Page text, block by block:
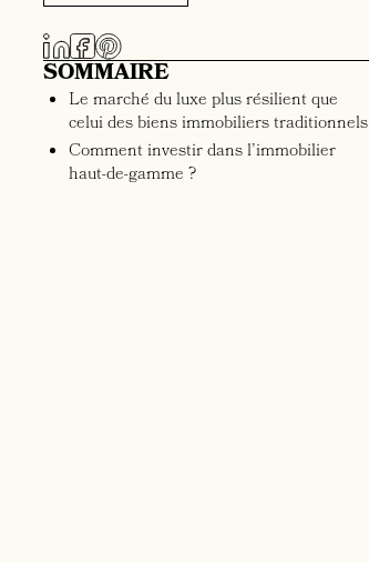
SOMMAIRE
Le marché du luxe plus résilient que
celui des biens immobiliers traditionnels
Comment investir dans l’immobilier
haut-de-gamme ?